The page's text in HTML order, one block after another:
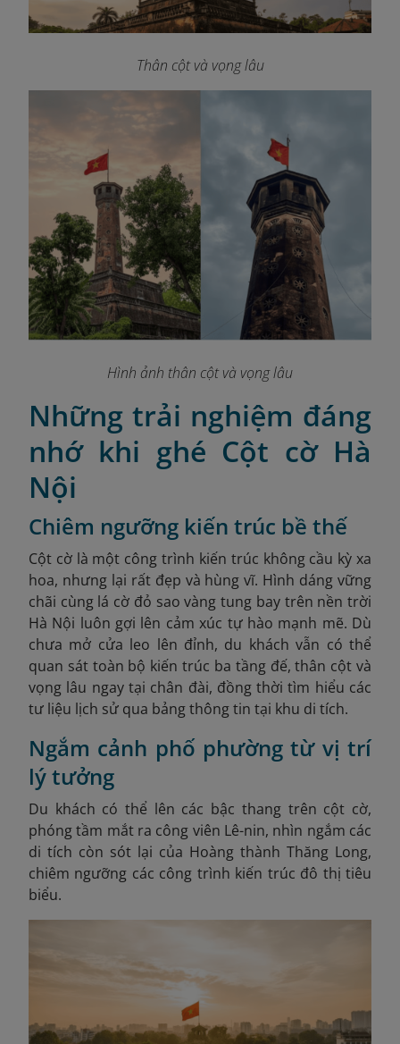
Thân cột và vọng lâu
Hình ảnh thân cột và vọng lâu
Những trải nghiệm đáng
nhớ khi ghé Cột cờ Hà
Nội
Chiêm ngưỡng kiến trúc bề thế
Cột cờ là một công trình kiến trúc không cầu kỳ xa
hoa, nhưng lại rất đẹp và hùng vĩ. Hình dáng vững
chãi cùng lá cờ đỏ sao vàng tung bay trên nền trời
Hà Nội luôn gợi lên cảm xúc tự hào mạnh mẽ. Dù
chưa mở cửa leo lên đỉnh, du khách vẫn có thể
quan sát toàn bộ kiến trúc ba tầng đế, thân cột và
vọng lâu ngay tại chân đài, đồng thời tìm hiểu các
tư liệu lịch sử qua bảng thông tin tại khu di tích.
Ngắm cảnh phố phường từ vị trí
lý tưởng
Du khách có thể lên các bậc thang trên cột cờ,
phóng tầm mắt ra công viên Lê-nin, nhìn ngắm các
di tích còn sót lại của Hoàng thành Thăng Long,
chiêm ngưỡng các công trình kiến trúc đô thị tiêu
biểu.